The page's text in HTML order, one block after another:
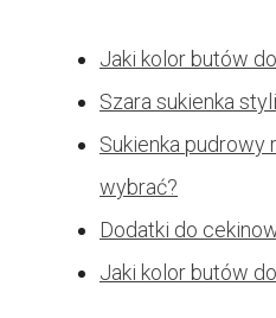
Jaki kolor butów
Szara sukienka
Sukienka pudrowy
wybrać?
Dodatki do
Jaki kolor butów